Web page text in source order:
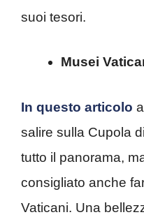
suoi tesori.
Musei
In questo articolo
salire sulla Cupola
tutto il panorama,
consigliato anche
Vaticani. Una